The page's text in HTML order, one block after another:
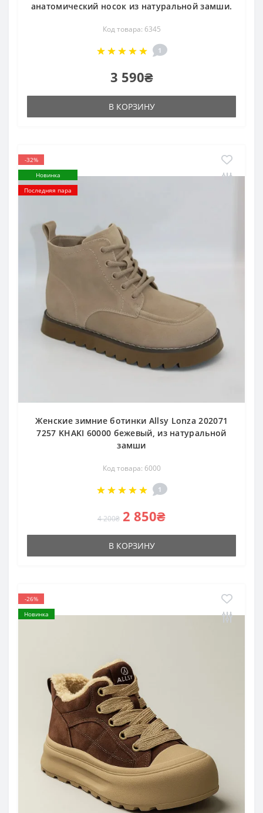
анатомический носок из натуральной замши.
Код товара: 6345
1
3 590₴
В КОРЗИНУ
-32%
Новинка
Последняя пара
Женские зимние ботинки Allsy Lonza 202071
7257 KHAKI 60000 бежевый, из натуральной
замши
Код товара: 6000
1
4 200₴ 2 850₴
В КОРЗИНУ
-26%
Новинка